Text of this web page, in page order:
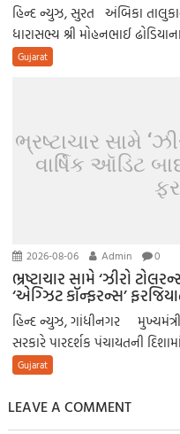
હિન્દ ન્યુઝ, સુરત અંબિકા
ધારાસભ્ય શ્રી મોહનભાઈ
Gujarat
ભ્રષ્ટાચાર સામે
વાર્ષિક ઑડિટ
2026-08-06 Admin 0
ભ્રષ્ટાચાર સામે ‘ઝીરો
‘એગ્ઝિટ કૉન્ફરન્સ’
હિન્દ ન્યુઝ, ગાંધીનગર
સરકારે પારદર્શક પંચાયતની
Gujarat
LEAVE A COMMENT